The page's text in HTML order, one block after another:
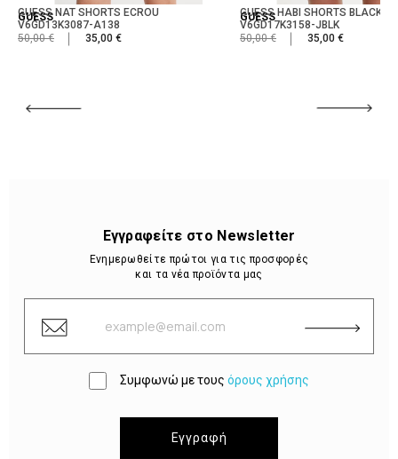
GUESS
GUESS NAT SHORTS ECROU
V6GD13K3087-A138
50,00 €
35,00 €
GUESS
GUESS HABI SHORTS BLACK
V6GD17K3158-JBLK
50,00 €
35,00 €
Εγγραφείτε στο Newsletter
Ενημερωθείτε πρώτοι για τις προσφορές
και τα νέα προϊόντα μας
Συμφωνώ με τους όρους χρήσης
Εγγραφή